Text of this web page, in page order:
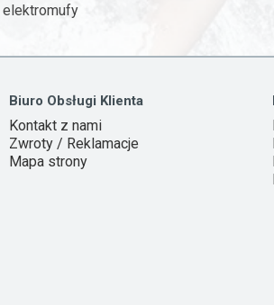
elektromufy
Biuro Obsługi Klienta
Kontakt z nami
Zwroty / Reklamacje
Mapa strony